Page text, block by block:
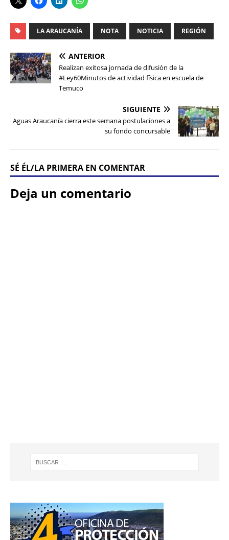
LA ARAUCANÍA NOTA NOTICIA REGIÓN
ANTERIOR
Realizan exitosa jornada de difusión de la
#Ley60Minutos de actividad física en escuela de
Temuco
SIGUIENTE
Aguas Araucanía cierra este semana postulaciones a
su fondo concursable
SÉ ÉL/LA PRIMERA EN COMENTAR
Deja un comentario